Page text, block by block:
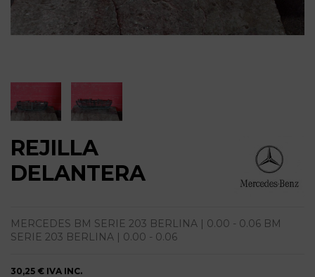
REJILLA
DELANTERA
MERCEDES BM SERIE 203 BERLINA | 0.00 - 0.06 BM
SERIE 203 BERLINA | 0.00 - 0.06
30,25 € IVA INC.